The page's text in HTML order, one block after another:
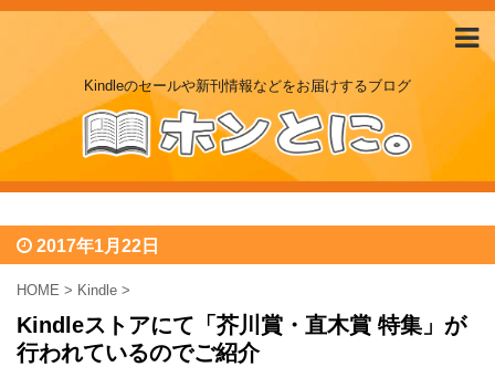
Kindleのセールや新刊情報などをお届けするブログ
2017年1月22日
HOME > Kindle >
Kindleストアにて「芥川賞・直木賞 特集」が
行われているのでご紹介